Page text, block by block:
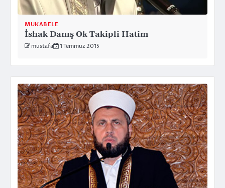
MUKABELE
İshak Danış Ok Takipli Hatim
mustafa 1 Temmuz 2015